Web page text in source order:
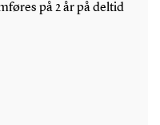
på 2 år på deltid